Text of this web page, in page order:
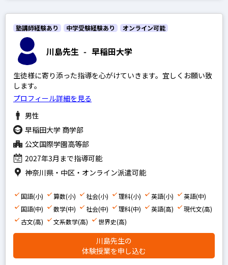
中学受験経験あり
高校受験経験あり
小学生の科目を指定
算数
国語
理科
社会
英語
中学生の科目を指定
英語
国語
川島先生 - 早稲田大学
塾講師経験あり 中学受験経験あり オンライン可能
生徒様に寄り添った指導を心がけていきます。宜しくお願い致
します。
プロフィール詳細を見る
男性
早稲田大学 商学部
公文国際学園高等部
2027年3月まで指導可能
神奈川県・中区・オンライン派遣可能
国語(小) 算数(小) 社会(小) 理科(小) 英語(小)
英語(中)
国語(中)
数学(中) 社会(中) 理科(中) 英語(高)
現代文(高)
古文(高)
文系数学(高) 世界史(高)
川島先生の
体験授業を申し込む